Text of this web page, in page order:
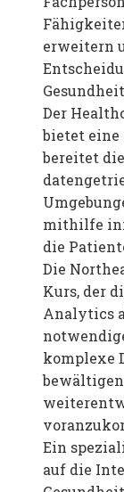
erweitern
Der
bietet eine
bereitet
mithilfe
die
Die
Kurs, der
Analytics
komplexe
Ein
auf die